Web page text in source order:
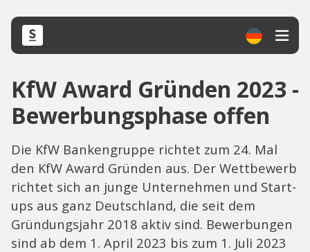
KfW Award Gründen 2023 -
Bewerbungsphase offen
Die KfW Bankengruppe richtet zum 24. Mal
den KfW Award Gründen aus. Der Wettbewerb
richtet sich an junge Unternehmen und Start-
ups aus ganz Deutschland, die seit dem
Gründungsjahr 2018 aktiv sind. Bewerbungen
sind ab dem 1. April 2023 bis zum 1. Juli 2023